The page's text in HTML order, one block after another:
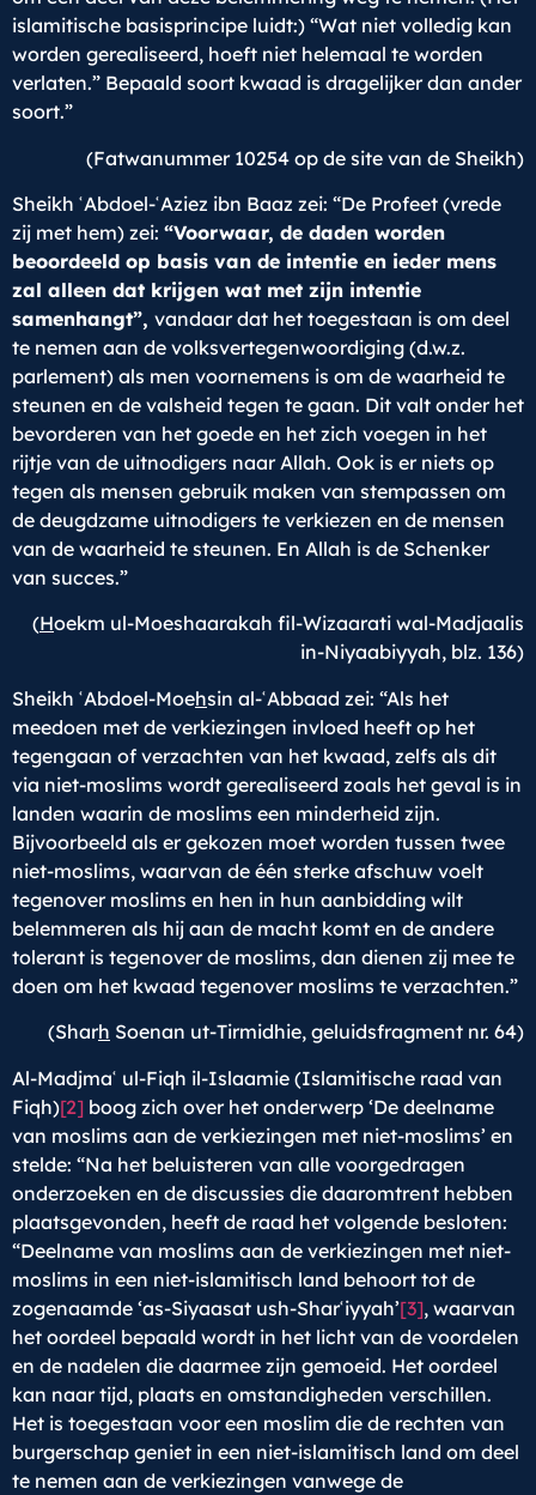
islamitische basisprincipe luidt:) “Wat niet volledig kan
worden gerealiseerd, hoeft niet helemaal te worden
verlaten.” Bepaald soort kwaad is dragelijker dan ander
soort.”
(Fatwanummer 10254 op de site van de Sheikh)
Sheikh ʿAbdoel-ʿAziez ibn Baaz zei: “De Profeet (vrede
zij met hem) zei: “Voorwaar, de daden worden
beoordeeld op basis van de intentie en ieder mens
zal alleen dat krijgen wat met zijn intentie
samenhangt”, vandaar dat het toegestaan is om deel
te nemen aan de volksvertegenwoordiging (d.w.z.
parlement) als men voornemens is om de waarheid te
steunen en de valsheid tegen te gaan. Dit valt onder het
bevorderen van het goede en het zich voegen in het
rijtje van de uitnodigers naar Allah. Ook is er niets op
tegen als mensen gebruik maken van stempassen om
de deugdzame uitnodigers te verkiezen en de mensen
van de waarheid te steunen. En Allah is de Schenker
van succes.”
(Hoekm ul-Moeshaarakah fil-Wizaarati wal-Madjaalis
in-Niyaabiyyah, blz. 136)
Sheikh ʿAbdoel-Moehsin al-ʿAbbaad zei: “Als het
meedoen met de verkiezingen invloed heeft op het
tegengaan of verzachten van het kwaad, zelfs als dit
via niet-moslims wordt gerealiseerd zoals het geval is in
landen waarin de moslims een minderheid zijn.
Bijvoorbeeld als er gekozen moet worden tussen twee
niet-moslims, waarvan de één sterke afschuw voelt
tegenover moslims en hen in hun aanbidding wilt
belemmeren als hij aan de macht komt en de andere
tolerant is tegenover de moslims, dan dienen zij mee te
doen om het kwaad tegenover moslims te verzachten.”
(Sharh Soenan ut-Tirmidhie, geluidsfragment nr. 64)
Al-Madjmaʿ ul-Fiqh il-Islaamie (Islamitische raad van
Fiqh)[2] boog zich over het onderwerp ‘De deelname
van moslims aan de verkiezingen met niet-moslims’ en
stelde: “Na het beluisteren van alle voorgedragen
onderzoeken en de discussies die daaromtrent hebben
plaatsgevonden, heeft de raad het volgende besloten:
“Deelname van moslims aan de verkiezingen met niet-
moslims in een niet-islamitisch land behoort tot de
zogenaamde ‘as-Siyaasat ush-Sharʿiyyah’[3], waarvan
het oordeel bepaald wordt in het licht van de voordelen
en de nadelen die daarmee zijn gemoeid. Het oordeel
kan naar tijd, plaats en omstandigheden verschillen.
Het is toegestaan voor een moslim die de rechten van
burgerschap geniet in een niet-islamitisch land om deel
te nemen aan de verkiezingen vanwege de